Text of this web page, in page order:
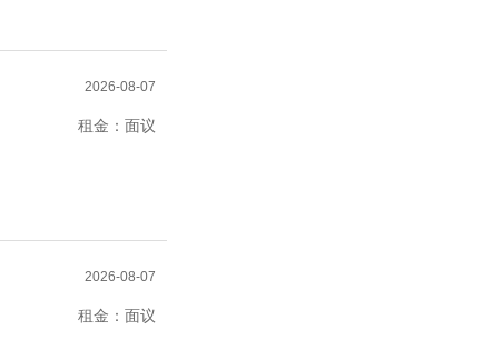
2026-08-07
租金：面议
2026-08-07
租金：面议